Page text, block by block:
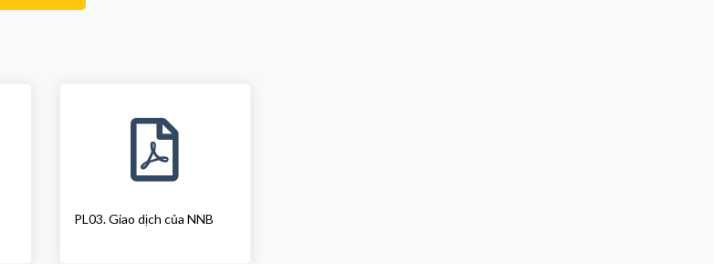
PL03. Giao dịch của NNB